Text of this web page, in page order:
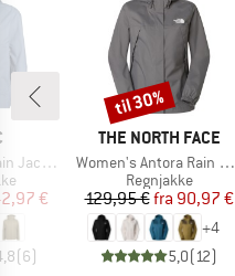
II
pris
€
(6)
MÆRKE
THE NORTH FACE
Artikel
Women's Antora Rain Jacket
Produktgruppe
Regnjakke
Pris
129,95 € Nedsat pris
fra 90,97 €
+4
5,0(12)
Rabat
til 30%